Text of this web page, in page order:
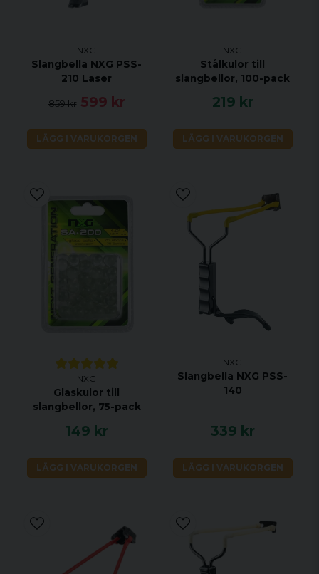
NXG
Slangbella NXG PSS-
210 Laser
859 kr 599 kr
LÄGG I VARUKORGEN
NXG
Stålkulor till
slangbellor, 100-pack
219 kr
LÄGG I VARUKORGEN
NXG
Glaskulor till
slangbellor, 75-pack
149 kr
LÄGG I VARUKORGEN
NXG
Slangbella NXG PSS-
140
339 kr
LÄGG I VARUKORGEN